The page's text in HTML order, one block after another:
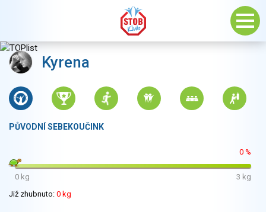
Kyrena
PŮVODNÍ SEBEKOUČINK
0 %
0 kg
3 kg
Již zhubnuto: 0 kg